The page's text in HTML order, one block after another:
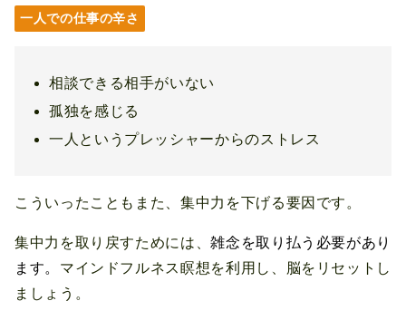
一人での仕事の辛さ
相談できる相手がいない
孤独を感じる
一人というプレッシャーからのストレス
こういったこともまた、集中力を下げる要因です。
集中力を取り戻すためには、雑念を取り払う必要があり
ます。 マインドフルネス瞑想を利用し、脳をリセットし
ましょう。